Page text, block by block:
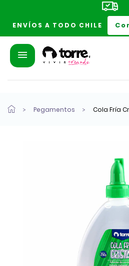
ENVÍOS A TODO CHILE
Pegamentos Cola Fría